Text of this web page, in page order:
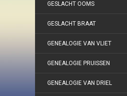
GESLACHT OOMS
GESLACHT BRAAT
GENEALOGIE VAN VLIET
GENEALOGIE PRUISSEN
GENEALOGIE VAN DRIEL